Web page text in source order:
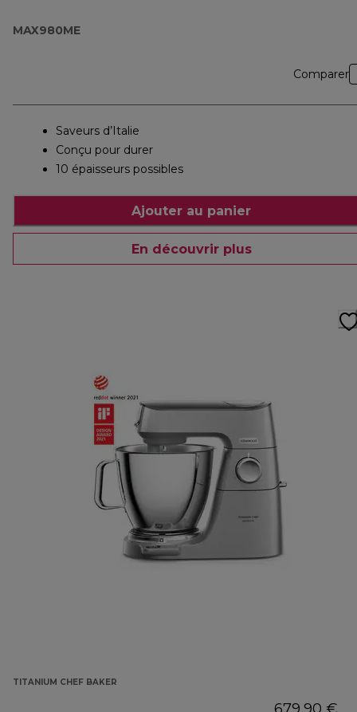
MAX980ME
MAX980ME
Comparer
Saveurs d’Italie
Conçu pour durer
10 épaisseurs possibles
Ajouter au panier
En découvrir plus
TITANIUM CHEF BAKER